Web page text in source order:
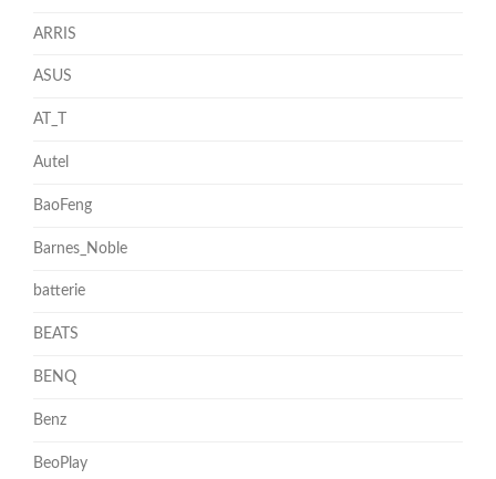
ARRIS
ASUS
AT_T
Autel
BaoFeng
Barnes_Noble
batterie
BEATS
BENQ
Benz
BeoPlay